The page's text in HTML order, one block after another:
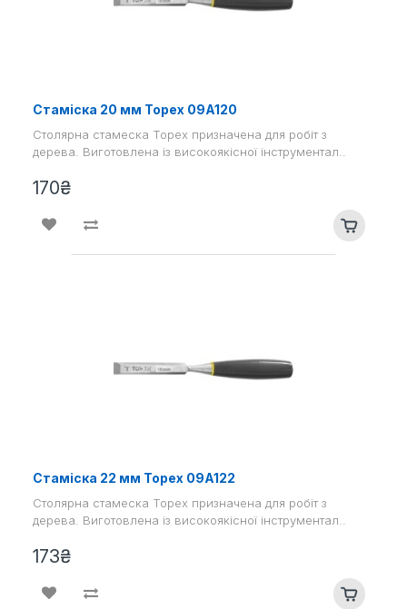
Стаміска 20 мм Topex 09A120
Столярна стамеска Topex призначена для робіт з
дерева. Виготовлена ​​із високоякісної інструментал..
170₴
Стаміска 22 мм Topex 09A122
Столярна стамеска Topex призначена для робіт з
дерева. Виготовлена ​​із високоякісної інструментал..
173₴